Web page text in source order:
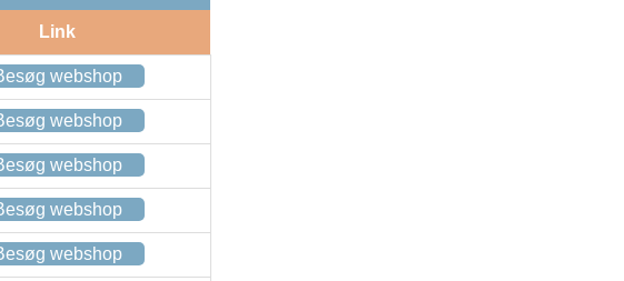
Link
webshop
webshop
webshop
webshop
webshop